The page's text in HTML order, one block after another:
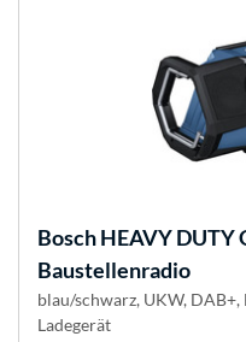
BoschHEAVY DUTY
Baustellenradio
blau/schwarz, UKW,
Ladegerät